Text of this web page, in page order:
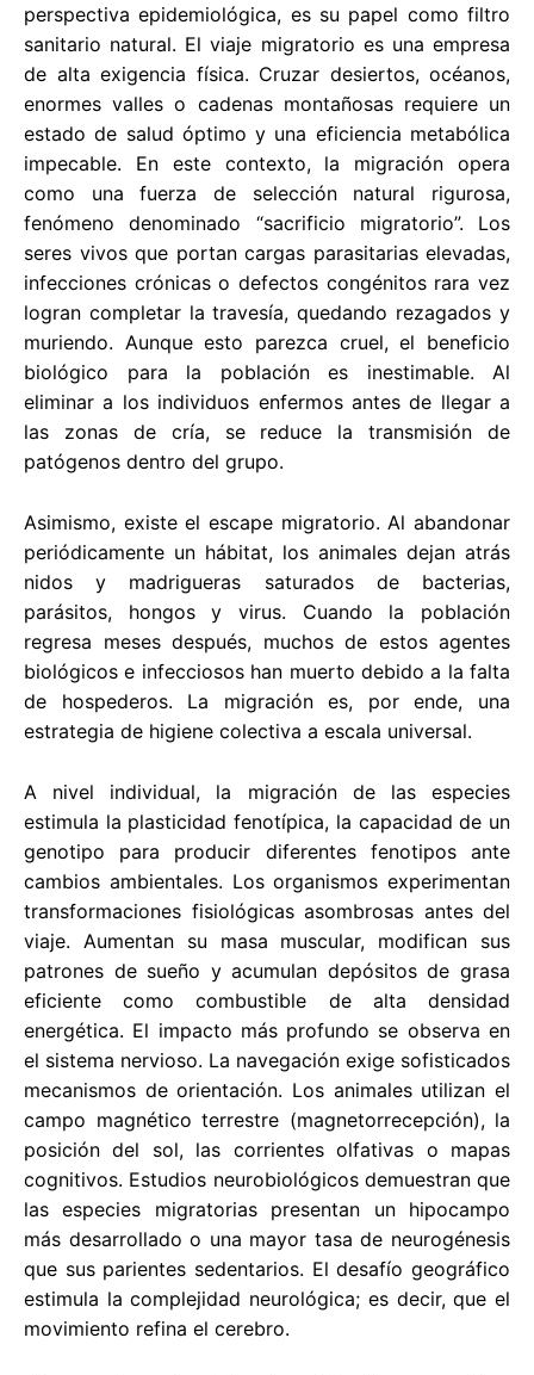
perspectiva epidemiológica, es su papel como filtro
sanitario natural. El viaje migratorio es una empresa
de alta exigencia física. Cruzar desiertos, océanos,
enormes valles o cadenas montañosas requiere un
estado de salud óptimo y una eficiencia metabólica
impecable. En este contexto, la migración opera
como una fuerza de selección natural rigurosa,
fenómeno denominado “sacrificio migratorio”. Los
seres vivos que portan cargas parasitarias elevadas,
infecciones crónicas o defectos congénitos rara vez
logran completar la travesía, quedando rezagados y
muriendo. Aunque esto parezca cruel, el beneficio
biológico para la población es inestimable. Al
eliminar a los individuos enfermos antes de llegar a
las zonas de cría, se reduce la transmisión de
patógenos dentro del grupo.
Asimismo, existe el escape migratorio. Al abandonar
periódicamente un hábitat, los animales dejan atrás
nidos y madrigueras saturados de bacterias,
parásitos, hongos y virus. Cuando la población
regresa meses después, muchos de estos agentes
biológicos e infecciosos han muerto debido a la falta
de hospederos. La migración es, por ende, una
estrategia de higiene colectiva a escala universal.
A nivel individual, la migración de las especies
estimula la plasticidad fenotípica, la capacidad de un
genotipo para producir diferentes fenotipos ante
cambios ambientales. Los organismos experimentan
transformaciones fisiológicas asombrosas antes del
viaje. Aumentan su masa muscular, modifican sus
patrones de sueño y acumulan depósitos de grasa
eficiente como combustible de alta densidad
energética. El impacto más profundo se observa en
el sistema nervioso. La navegación exige sofisticados
mecanismos de orientación. Los animales utilizan el
campo magnético terrestre (magnetorrecepción), la
posición del sol, las corrientes olfativas o mapas
cognitivos. Estudios neurobiológicos demuestran que
las especies migratorias presentan un hipocampo
más desarrollado o una mayor tasa de neurogénesis
que sus parientes sedentarios. El desafío geográfico
estimula la complejidad neurológica; es decir, que el
movimiento refina el cerebro.